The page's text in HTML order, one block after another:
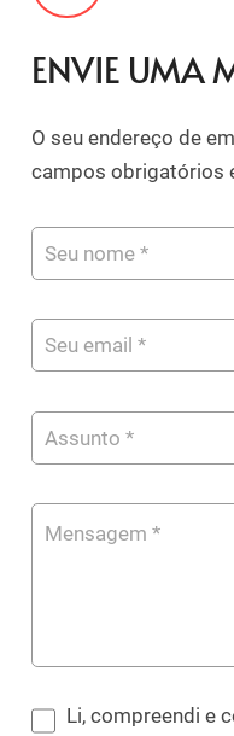
ENVIE UMA
O seu endereço de
campos obrigatórios
Li, compreendi e